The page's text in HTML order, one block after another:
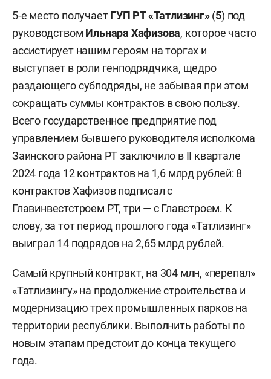
5-е место получаетГУП РТ «Татлизинг»(5) под
руководством Ильнара Хафизова, которое часто
ассистирует нашим героям на торгах и
выступает в роли генподрядчика, щедро
раздающего субподряды, не забывая при этом
сокращать суммы контрактов в свою пользу.
Всего государственное предприятие под
управлением бывшего руководителя исполкома
Заинского района РТ заключило в II квартале
2024 года 12 контрактов на 1,6 млрд рублей: 8
контрактов Хафизов подписал с
Главинвестстроем РТ, три — с Главстроем. К
слову, за тот период прошлого года «Татлизинг»
выиграл 14 подрядов на 2,65 млрд рублей.
Самый крупный контракт, на 304 млн, «перепал»
«Татлизингу» на продолжение строительства и
модернизацию трех промышленных парков на
территории республики. Выполнить работы по
новым этапам предстоит до конца текущего
года.